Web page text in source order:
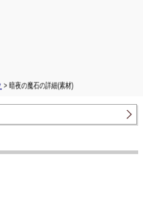
> 暗夜の魔石の詳細(素材)